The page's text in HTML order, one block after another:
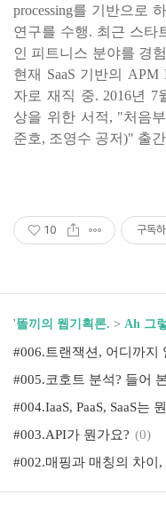
processing를 기반으로
연구를 수행. 최근 스타
인 피트니스 분야를 경
현재 SaaS 기반의
자로 재직 중. 2016년 7
상을 위한 서적, "처음
준호, 조영수 공저)" 출
10 구독하
'똘끼의 웹기획론. > Ah 그
#004.IaaS, PaaS, SaaS는
#003.API가 뭔가요? (0)